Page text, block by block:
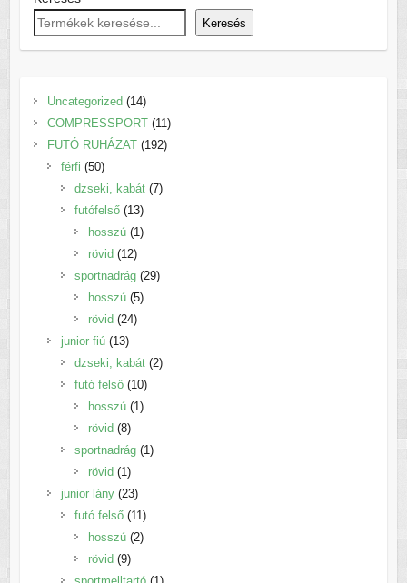
Keresés
Uncategorized 1414
termék
COMPRESSPORT 1111
termék
FUTÓ RUHÁZAT 192192
férfi 5050
termék
dzseki, kabát 77
futófelső 1313
termék
hosszú 11
rövid 1212
termék
sportnadrág 2929
hosszú 55
rövid 2424
junior fiú 1313
termék
dzseki, kabát 22
futó felső 1010
termék
hosszú 11
rövid 88
termék
sportnadrág 11
rövid 11
termék
junior lány 2323
termék
futó felső 1111
termék
hosszú 22
rövid 99
termék1